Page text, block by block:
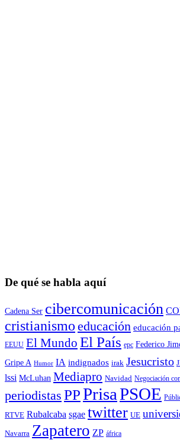
De qué se habla aquí
Cadena Ser cibercomunicación
cristianismo educación educación
EEUU El Mundo El País epc Federico
Gripe A Humor IA indignados irak Jesucristo
lssi McLuhan Mediapro Navidad Negociación
periodistas PPPrisaPSOE
RTVE Rubalcaba sgae twitter UE
Navarra Zapatero ZP áfrica